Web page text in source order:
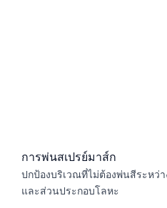
การพ่นสเปรย์มาส์ก
ปกป้องบริเวณที่ไม่ต้องพ่นสีระหว่
และส่วนประกอบโลหะ